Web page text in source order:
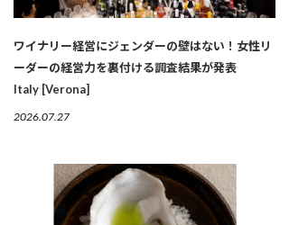
ワイナリー経営にジェンダーの壁はない！女性リ
ーダーの経営力を裏付ける調査結果が発表
Italy [Verona]
2026.07.27